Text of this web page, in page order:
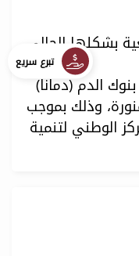
بشكلها الحالي
الدم (دمانا)
وذلك بموجب
الوطني لتنمية
تبرع سريع